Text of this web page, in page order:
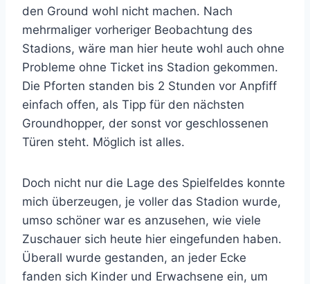
den Ground wohl nicht machen. Nach
mehrmaliger vorheriger Beobachtung des
Stadions, wäre man hier heute wohl auch ohne
Probleme ohne Ticket ins Stadion gekommen.
Die Pforten standen bis 2 Stunden vor Anpfiff
einfach offen, als Tipp für den nächsten
Groundhopper, der sonst vor geschlossenen
Türen steht. Möglich ist alles.
Doch nicht nur die Lage des Spielfeldes konnte
mich überzeugen, je voller das Stadion wurde,
umso schöner war es anzusehen, wie viele
Zuschauer sich heute hier eingefunden haben.
Überall wurde gestanden, an jeder Ecke
fanden sich Kinder und Erwachsene ein, um